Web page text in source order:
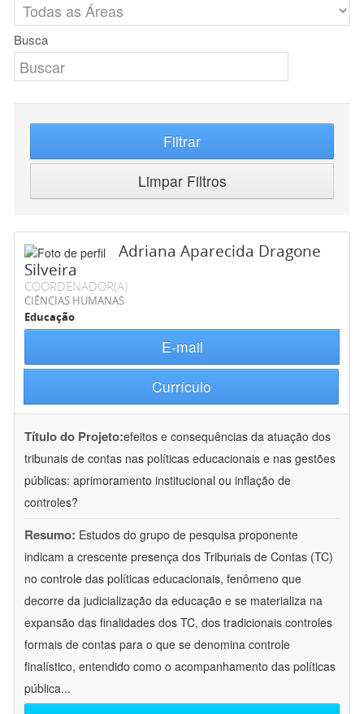
Busca
Filtrar
Limpar Filtros
Adriana Aparecida Dragone
Silveira
COORDENADOR(A)
CIÊNCIAS HUMANAS
Educação
E-mail
Currículo
Título do Projeto:efeitos e consequências da atuação dos
tribunais de contas nas políticas educacionais e nas gestões
públicas: aprimoramento institucional ou inflação de
controles?
Resumo: Estudos do grupo de pesquisa proponente
indicam a crescente presença dos Tribunais de Contas (TC)
no controle das políticas educacionais, fenômeno que
decorre da judicialização da educação e se materializa na
expansão das finalidades dos TC, dos tradicionais controles
formais de contas para o que se denomina controle
finalístico, entendido como o acompanhamento das políticas
pública...